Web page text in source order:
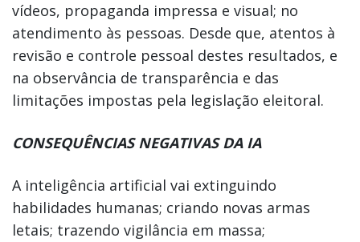
vídeos, propaganda impressa e visual; no
atendimento às pessoas. Desde que, atentos à
revisão e controle pessoal destes resultados, e
na observância de transparência e das
limitações impostas pela legislação eleitoral.
CONSEQUÊNCIAS NEGATIVAS DA IA
A inteligência artificial vai extinguindo
habilidades humanas; criando novas armas
letais; trazendo vigilância em massa;